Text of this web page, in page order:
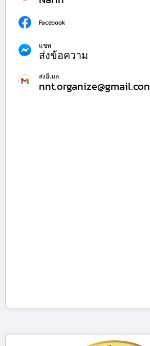
Facebook
แชท
ส่งข้อความ
ส่งอีเมล
nnt.organize@gmail.con